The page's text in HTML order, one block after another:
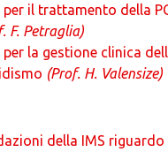
per il trattamento della
F. Petraglia)
per la gestione clinica
(Prof. H. Valensize)
della IMS